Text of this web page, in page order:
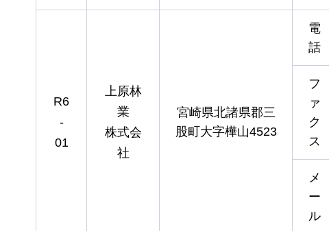
R6
-
01
上原林
業
株式会
社
宮崎県北諸県郡三
股町大字樺山4523
電
話
フ
ァ
ク
ス
メ
ー
ル